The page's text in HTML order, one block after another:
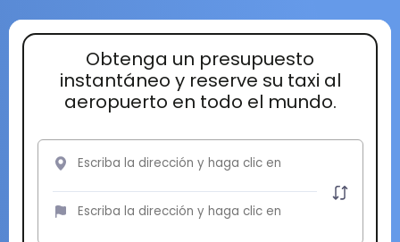
Obtenga un presupuesto
instantáneo y reserve su taxi al
aeropuerto en todo el mundo.